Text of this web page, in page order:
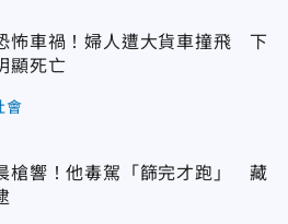
怖車禍！婦人遭大貨車撞飛 下
顯死亡
會
槍響！他毒駕「篩完才跑」 藏